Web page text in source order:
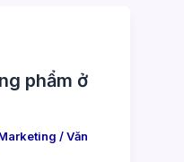
phẩm ở
/Văn